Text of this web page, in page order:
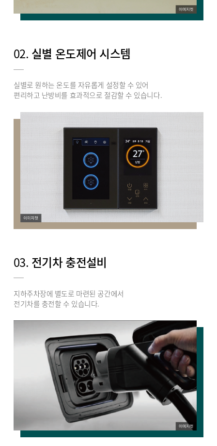
02. 실별 온도제어 시스템
실별로 원하는 온도를 자유롭게 설정할 수 있어
편리하고 난방비를 효과적으로 절감할 수 있습니다.
03. 전기차 충전설비
지하주차장에 별도로 마련된 공간에서
전기차를 충전할 수 있습니다.